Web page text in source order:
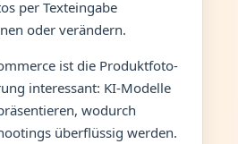
per Texteingabe
oder verändern.
ist die Produktfoto-
interessant: KI-Modelle
wodurch
überflüssig werden.